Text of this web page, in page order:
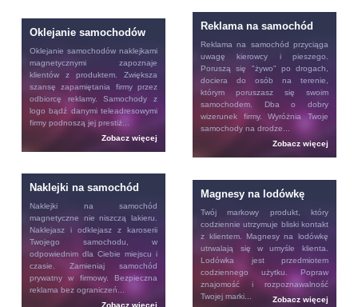
Oklejanie samochodów
Oklejanie samochodów naklejkami
magnetycznymi zapoznaje
klientów z produktem. Zwiększa
szansę zapamiętania firmy przez
odbiorcę reklamy. Samochody z
logo bądź danymi teleadresowymi
firmy podnoszą jej prestiż...
Zobacz więcej
Reklama na samochód
Reklama na samochód przyciąga
uwagę kierowcy i pieszego.
Poruszą się "żywo" po drogach,
dociera do osób na terenie,
którym poruszasz się swoim
samochodem. Dba o dobry
wizerunek firmy. Wyróżnia Twoje
samochody na drodze...
Zobacz więcej
Naklejki na samochód
Naklejki na samochód
magnetyczne nie niszczą lakieru.
Naklejasz i odklejasz z karoserii
Twojego samochodu, w
odpowiednim dla Ciebie miejscu i
czasie. Zamieniaj samochód
prywatny w firmowy. Bezpieczna
reklama bez ograniczeń...
Magnesy na lodówkę
Twój markowy produkt, który
codziennie utrzymuje bliski kontakt
z klientem. Magnesy na lodówkę
utrwalają się w umyśle klienta.
Lodówka jest przedmiotem
codziennego użytku. Popraw
znajomość i rozpoznawalność
Twojej marki...
Zobacz więcej